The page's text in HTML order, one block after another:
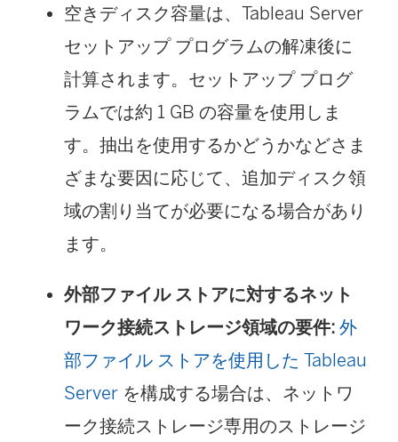
空きディスク容量は、Tableau Server
セットアップ プログラムの解凍後に
計算されます。セットアップ プログ
ラムでは約 1 GB の容量を使用しま
す。抽出を使用するかどうかなどさま
ざまな要因に応じて、追加ディスク領
域の割り当てが必要になる場合があり
ます。
外部ファイル ストアに対するネット
ワーク接続ストレージ領域の要件: 外
部ファイル ストアを使用した Tableau
Server を構成する場合は、ネットワ
ーク接続ストレージ専用のストレージ